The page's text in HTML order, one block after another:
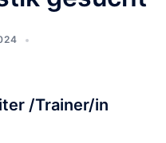
/Trainer/in